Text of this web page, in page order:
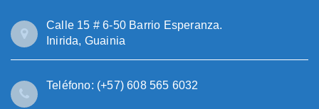
Calle 15 # 6-50 Barrio Esperanza.
Inirida, Guainia
Teléfono: (+57) 608 565 6032